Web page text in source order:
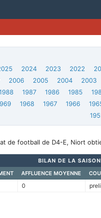
2024 2023 2022
2006 2005 2004 2003
1987 1986 1985
1968 1967 1966
de football de D4-E, Niort
BILAN DE LA SAISON
AFFLUENCE MOYENNE
0